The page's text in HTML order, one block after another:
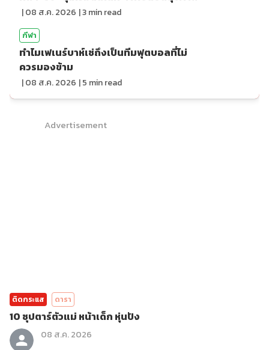
|08 ส.ค. 2026 |3min read
กีฬา
ทำไมเฟเนร์บาห์เช่ถึงเป็นทีมฟุตบอลที่ไม่
ควรมองข้าม
|08 ส.ค. 2026 |5 min read
Advertisement
ติดกระแส ดารา
10 ซุปตาร์ตัวแม่ หน้าเด็ก หุ่นปัง
08 ส.ค. 2026